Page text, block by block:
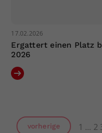
17.02.2026
Ergattert einen Platz
2026
vorherige 1 2